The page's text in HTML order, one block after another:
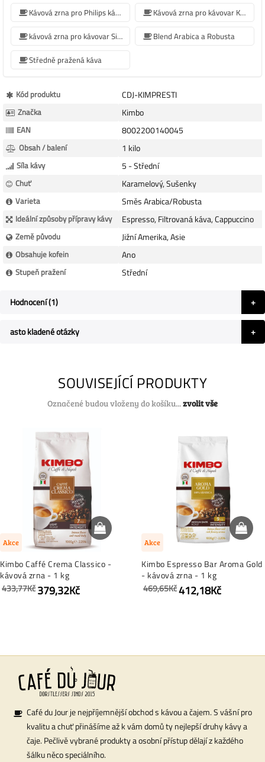
Kávová zrna pro Philips kávovar
Kávová zrna pro kávovar Krups
kávová zrna pro kávovar Siemens
Blend Arabica a Robusta
Středně pražená káva
Více
informací
Kód produktu CDJ-KIMPRESTI
Značka Kimbo
EAN 8002200140045
Obsah / balení 1 kilo
Síla kávy 5 - Střední
Chuť Karamelový, Sušenky
Varieta Směs Arabica/Robusta
Ideální způsoby přípravy kávy Espresso, Filtrovaná káva, Cappuccino
Země původu Jižní Amerika, Asie
Obsahuje kofein Ano
Stupeň pražení Střední
Hodnocení 1
asto kladené otázky
SOUVISEJÍCÍ PRODUKTY
Označené budou vloženy do košíku...zvolit vše
Akce
Kimbo Caffé Crema Classico -
kávová zrna - 1 kg
433,77Kč379,32Kč
Akce
Kimbo Espresso Bar Aroma Gold
- kávová zrna - 1 kg
469,65Kč412,18Kč
Café du Jour je nejpříjemnější obchod s kávou a čajem. S vášní pro
kvalitu a chuť přinášíme až k vám domů ty nejlepší druhy kávy a
čaje. Pečlivě vybrané produkty a osobní přístup dělají z každého
šálku něco speciálního.